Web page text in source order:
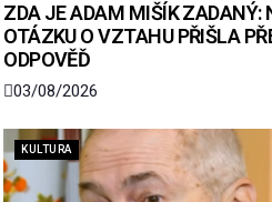
ZDA JE ADAM MIŠÍK ZADANÝ:
OTÁZKU O VZTAHU PŘIŠLA
ODPOVĚĎ
03/08/2026
KULTURA